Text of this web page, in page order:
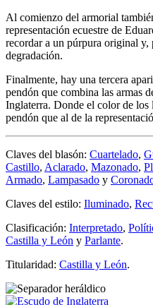
Al comienzo del armorial
representación ecuestre de
recordar a un púrpura original y,
degradación.
Finalmente, hay una tercera
pendón que combina las armas
Inglaterra. Donde el color de los
pendón que al de la
Claves del blasón: Cuartelado,
Castillo, Aclarado, Mazonado,
Armado, Lampasado y
Claves del estilo: Iluminado,
Clasificación: Interpretado,
Castilla y León y Parlante.
Titularidad: Castilla y León.